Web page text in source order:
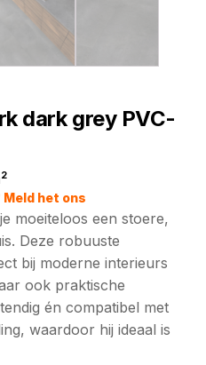
dark grey PVC-
2
het ons
moeiteloos een stoere,
Deze robuuste
bij moderne interieurs
ook praktische
én compatibel met
waardoor hij ideaal is